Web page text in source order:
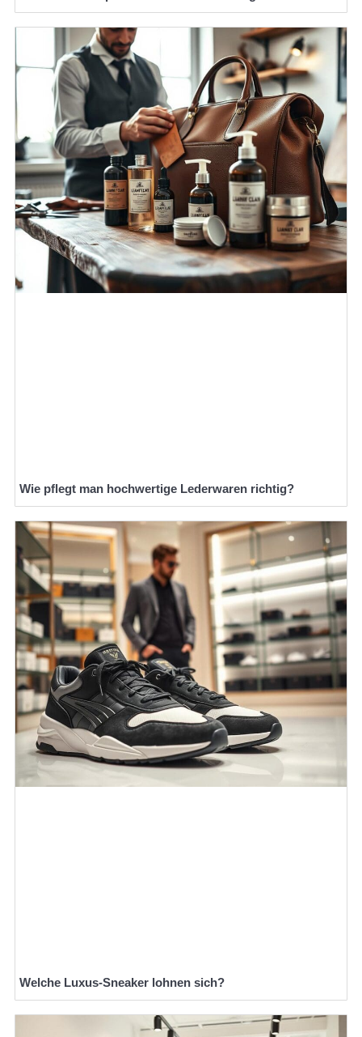
Wie pflegt man hochwertige Lederwaren richtig?
Welche Luxus-Sneaker lohnen sich?